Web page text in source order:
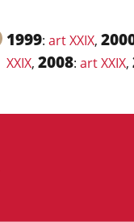
1999: art XXIX,
XXIX, 2008: art XXIX,